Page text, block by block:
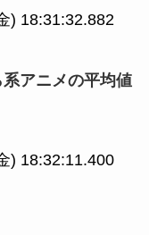
) 18:31:32.882
アニメの平均値
) 18:32:11.400